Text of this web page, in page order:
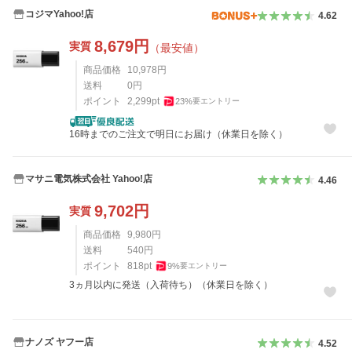
コジマYahoo!店 4.62
実質 8,679円 （最安値）
商品価格 10,978 円
送料
0 円
ポイント
2,299pt 23%要エントリー
16時までのご注文で明日にお届け（休業日を除く）
マサニ電気株式会社 Yahoo!店 4.46
実質 9,702円
商品価格 9,980円
送料
540円
ポイント
818pt 9%要エントリー
3ヵ月以内に発送（入荷待ち）（休業日を除く）
ナノズ ヤフー店 4.52